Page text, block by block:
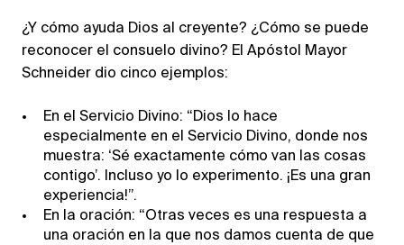
¿Y cómo ayuda Dios al creyente? ¿Cómo se puede
reconocer el consuelo divino? El Apóstol Mayor
Schneider dio cinco ejemplos:
En el Servicio Divino: “Dios lo hace
especialmente en el Servicio Divino, donde nos
muestra: ‘Sé exactamente cómo van las cosas
contigo’. Incluso yo lo experimento. ¡Es una gran
experiencia!”.
En la oración: “Otras veces es una respuesta a
una oración en la que nos damos cuenta de que